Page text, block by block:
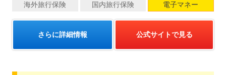
海外旅行保険
国内旅行保険 電子マネー
さらに詳細情報 公式サイトで見る